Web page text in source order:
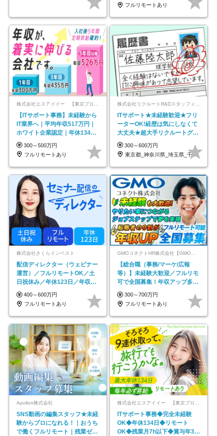
フルリモートあり
【ITサポート事務】未経験から
IT業界へ｜平均年収517万円｜
ホワイト企業認定｜年休134日
｜リモートOK
300～500万円
フルリモートあり
ITサポート★未経験歓迎★フリ
ーターOK!経歴は気にしなくて
大丈夫★超大手リクルートグル
ープの正社員/sg
300～600万円
東京都_神奈川県_埼玉県_千葉県_大阪府…
株式会社さくらインベスト
配信ディレクター（ウェビナー
運営）／フルリモートOK／土
日祝休み／年休123日／年収
600万円可
400～600万円
フルリモートあり
GMOコネクトHR株式会社【GMOインターネットグループ】
【総合職（事務/マーケ/広報
等）】未経験大歓迎／フルリモ
可で全国募集！年収アップ多数
★年休最大130日★
300～700万円
フルリモートあり
Apollon株式会社
SNS動画の編集スタッフ★未経
験からプロになれる！｜おうち
で働くフルリモート｜残業ゼロ
ITサポート事務◆完全未経験
OK◆年休134日◆リモート
OK◆残業月7h以下◆賞与年3回